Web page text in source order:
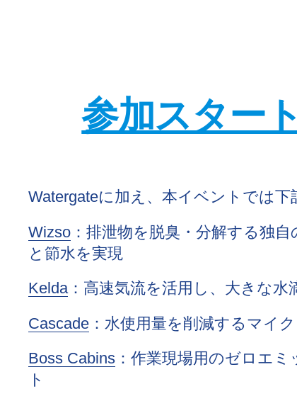
参加スター
Watergateに加え、本イベントでは下
Wizso ：排泄物を脱臭・分解する独
と節水を実現
Kelda：高速気流を活用し、大きな
Cascade ：水使用量を削減するマイ
Boss Cabins ：作業現場用のゼロエ
ト